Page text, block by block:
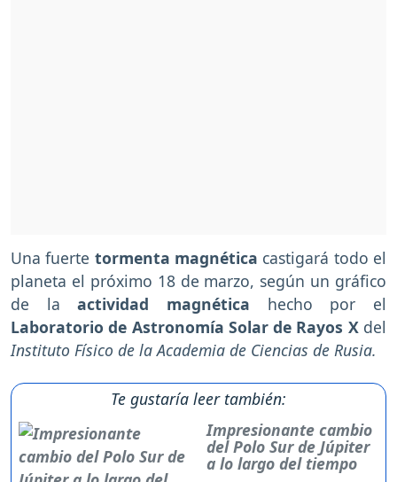
Una fuerte tormenta magnética castigará todo el
planeta el próximo 18 de marzo, según un gráfico
de laactividad magnética hecho por el
Laboratorio de Astronomía Solar de Rayos X del
Instituto Físico de la Academia de Ciencias de Rusia.
Te gustaría leer también:
Impresionante cambio
del Polo Sur de Júpiter
a lo largo del tiempo